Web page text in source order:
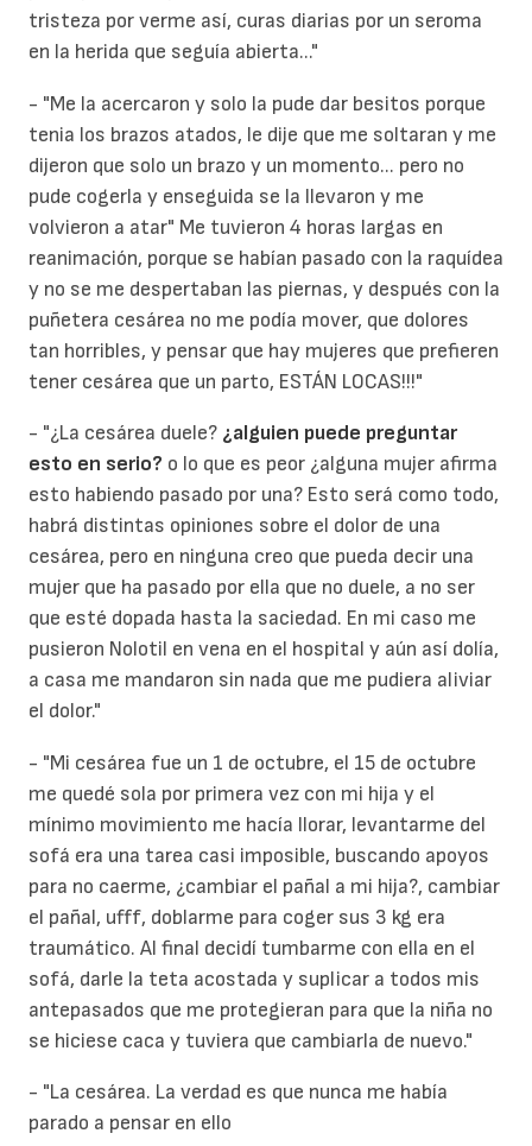
tristeza por verme así, curas diarias por un seroma
en la herida que seguía abierta..."
- "Me la acercaron y solo la pude dar besitos porque
tenia los brazos atados, le dije que me soltaran y me
dijeron que solo un brazo y un momento... pero no
pude cogerla y enseguida se la llevaron y me
volvieron a atar" Me tuvieron 4 horas largas en
reanimación, porque se habían pasado con la raquídea
y no se me despertaban las piernas, y después con la
puñetera cesárea no me podía mover, que dolores
tan horribles, y pensar que hay mujeres que prefieren
tener cesárea que un parto, ESTÁN LOCAS!!!"
- "¿La cesárea duele? ¿alguien puede preguntar
esto en serio? o lo que es peor ¿alguna mujer afirma
esto habiendo pasado por una? Esto será como todo,
habrá distintas opiniones sobre el dolor de una
cesárea, pero en ninguna creo que pueda decir una
mujer que ha pasado por ella que no duele, a no ser
que esté dopada hasta la saciedad. En mi caso me
pusieron Nolotil en vena en el hospital y aún así dolía,
a casa me mandaron sin nada que me pudiera aliviar
el dolor."
- "Mi cesárea fue un 1 de octubre, el 15 de octubre
me quedé sola por primera vez con mi hija y el
mínimo movimiento me hacía llorar, levantarme del
sofá era una tarea casi imposible, buscando apoyos
para no caerme, ¿cambiar el pañal a mi hija?, cambiar
el pañal, ufff, doblarme para coger sus 3 kg era
traumático. Al final decidí tumbarme con ella en el
sofá, darle la teta acostada y suplicar a todos mis
antepasados que me protegieran para que la niña no
se hiciese caca y tuviera que cambiarla de nuevo."
- "La cesárea. La verdad es que nunca me había
parado a pensar en ello